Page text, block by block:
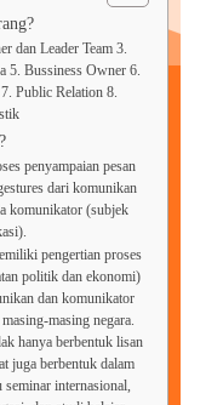
dan Leader Team 3.
5. Bussiness Owner 6.
Public Relation 8.
penyampaian pesan
dari komunikan
komunikator (subjek
pengertian proses
politik dan ekonomi)
dan komunikator
masing negara.
hanya berbentuk lisan
juga berbentuk dalam
seminar internasional,